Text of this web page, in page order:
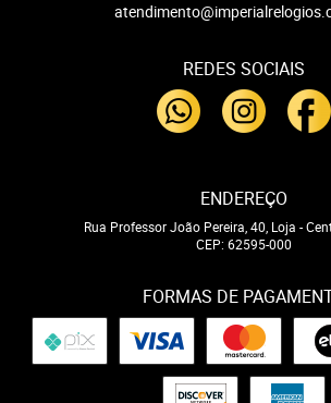
REDES SOCIAIS
ENDEREÇO
Rua Professor João Pereira, 40, Loja -
CEP: 62595-000
FORMAS DE